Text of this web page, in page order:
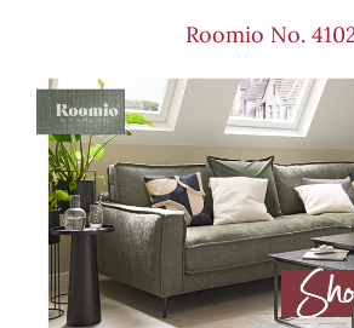
Roomio No.